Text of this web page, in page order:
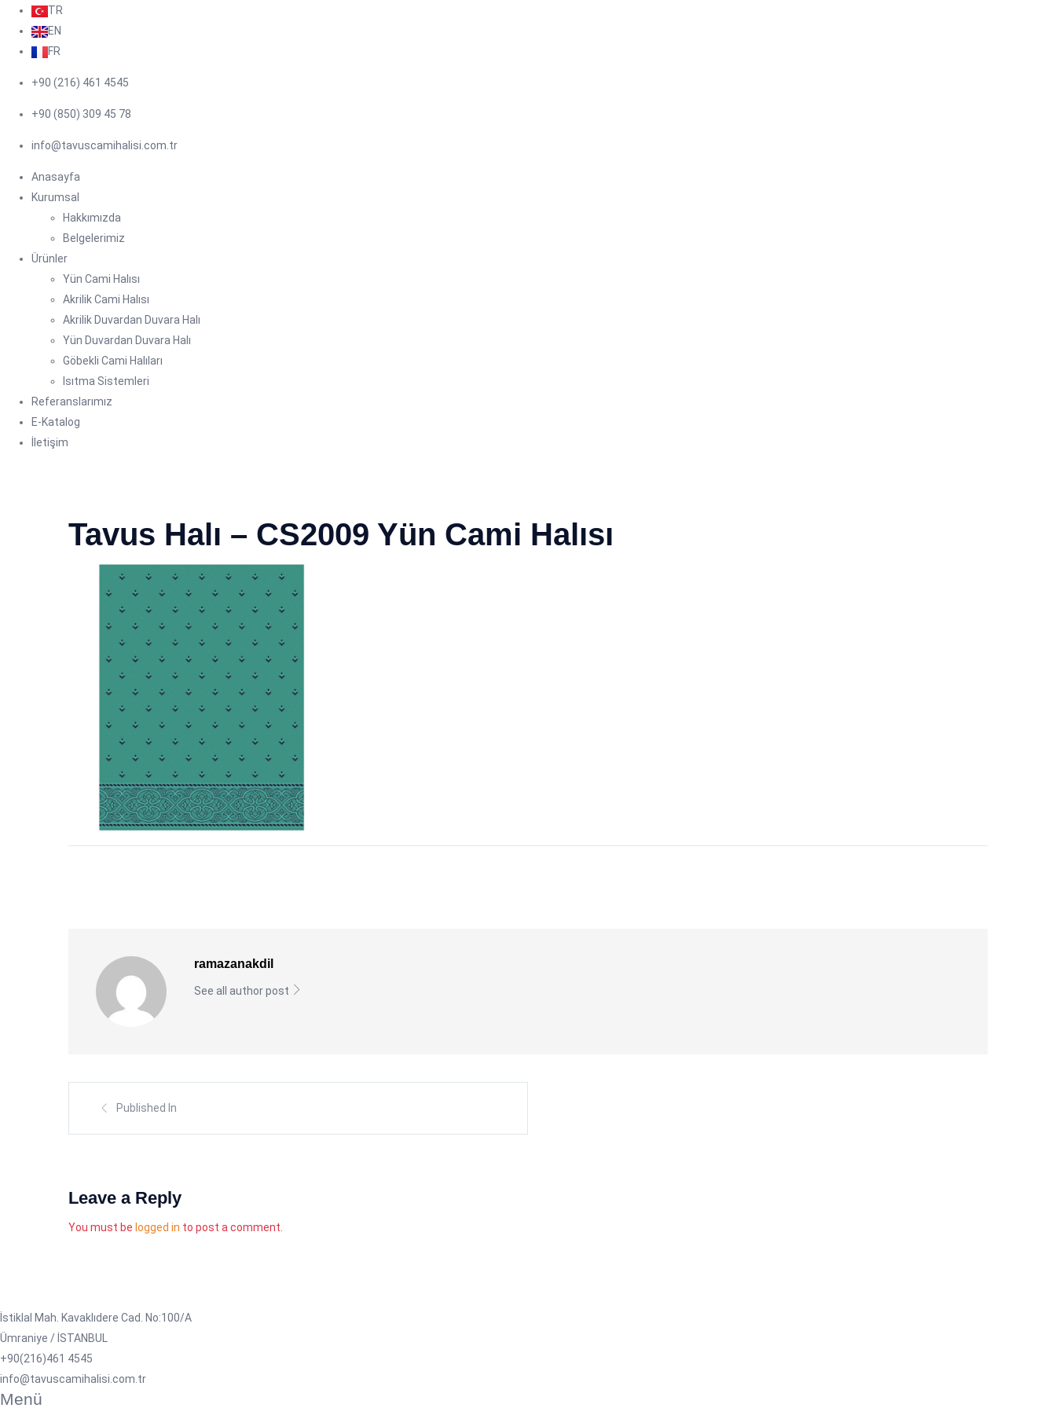
TR
EN
FR
+90 (216) 461 4545
+90 (850) 309 45 78
info@tavuscamihalisi.com.tr
Anasayfa
Kurumsal
Hakkımızda
Belgelerimiz
Ürünler
Yün Cami Halısı
Akrilik Cami Halısı
Akrilik Duvardan Duvara Halı
Yün Duvardan Duvara Halı
Göbekli Cami Halıları
Isıtma Sistemleri
Referanslarımız
E-Katalog
İletişim
Tavus Halı – CS2009 Yün Cami Halısı
ramazanakdil
See all author post
Published In
Leave a Reply
You must be logged in to post a comment.
İstiklal Mah. Kavaklıdere Cad. No:100/A
Ümraniye / İSTANBUL
+90(216)461 4545
info@tavuscamihalisi.com.tr
Menü